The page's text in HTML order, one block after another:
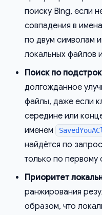
поиску Bing, если
совпадения в
по двум символам
локальных файлов
Поиск по
долгожданное
файлы, даже если
середине или
именем
найдётся по
только по первому
Приоритет
ранжирования
образом, что